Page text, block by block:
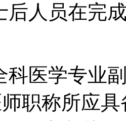
后人员在完
科医学专业
职称所应